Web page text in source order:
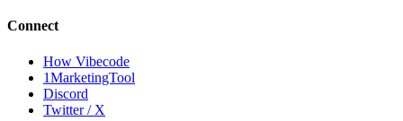
Connect
How Vibecode
1MarketingTool
Discord
Twitter / X